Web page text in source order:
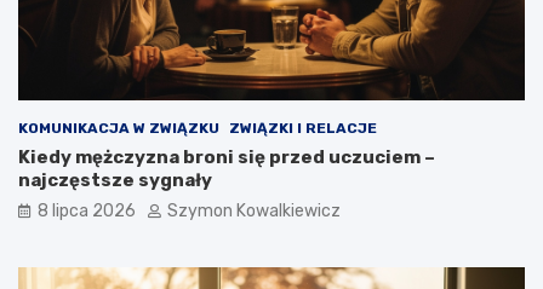
KOMUNIKACJA W ZWIĄZKU ZWIĄZKI I RELACJE
Kiedy mężczyzna broni się przed uczuciem –
najczęstsze sygnały
8 lipca 2026 Szymon Kowalkiewicz